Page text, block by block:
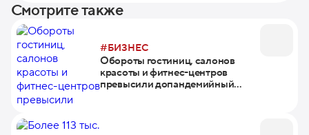
Смотрите также
#БИЗНЕС
Обороты гостиниц, салонов
красоты и фитнес-центров
превысили допандемийный